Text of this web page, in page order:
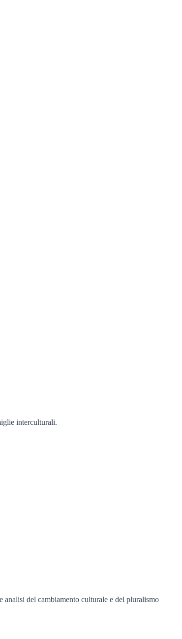
interculturali.
del cambiamento culturale e del pluralismo